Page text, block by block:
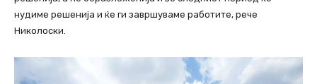
нудиме решенија и ќе ги завршуваме работите, рече
Николоски.